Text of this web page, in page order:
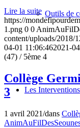
Outils de
Les Interventions
Lire la suite
https://
1.png 0 0
content/uploads/2018/
04-01 11:06:462021-
(47) / 5ème 4
Collège
3
1 avril 2021/dans